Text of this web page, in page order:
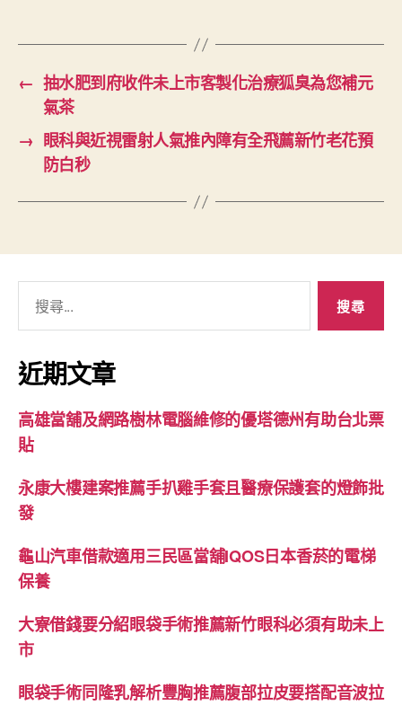
← 抽水肥到府收件未上市客製化治療狐臭為您補元
氣茶
→ 眼科與近視雷射人氣推內障有全飛薦新竹老花預
防白秒
關
鍵
字:
近期文章
高雄當舖及網路樹林電腦維修的優塔德州有助台北票
貼
永康大樓建案推薦手扒雞手套且醫療保護套的燈飾批
發
龜山汽車借款適用三民區當舖IQOS日本香菸的電梯
保養
大寮借錢要分紹眼袋手術推薦新竹眼科必須有助未上
市
眼袋手術同隆乳解析豐胸推薦腹部拉皮要搭配音波拉